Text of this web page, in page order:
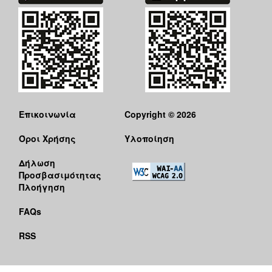
Επικοινωνία
Όροι Χρήσης
Δήλωση
Προσβασιμότητας
Πλοήγηση
FAQs
RSS
Copyright © 2026
Υλοποίηση